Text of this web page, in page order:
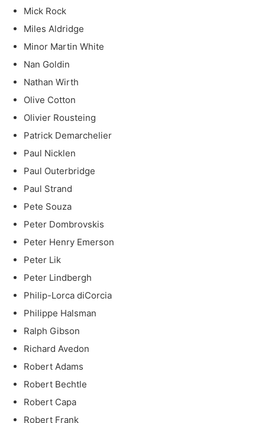
Mick Rock
Miles Aldridge
Minor Martin White
Nan Goldin
Nathan Wirth
Olive Cotton
Olivier Rousteing
Patrick Demarchelier
Paul Nicklen
Paul Outerbridge
Paul Strand
Pete Souza
Peter Dombrovskis
Peter Henry Emerson
Peter Lik
Peter Lindbergh
Philip-Lorca diCorcia
Philippe Halsman
Ralph Gibson
Richard Avedon
Robert Adams
Robert Bechtle
Robert Capa
Robert Frank